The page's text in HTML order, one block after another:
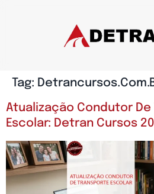
Tag:
Atualização Condutor
Escolar: Detran Cursos